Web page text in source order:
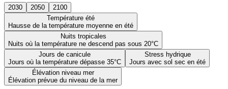
2030 2050
2100
Température été
Hausse de la température moyenne en été
Nuits tropicales
Nuits où la température ne descend pas sous 20°C
Jours de canicule
Jours où la température dépasse 35°C
Stress hydrique
Jours avec sol sec en été
Élévation niveau mer
Élévation prévue du niveau de la mer